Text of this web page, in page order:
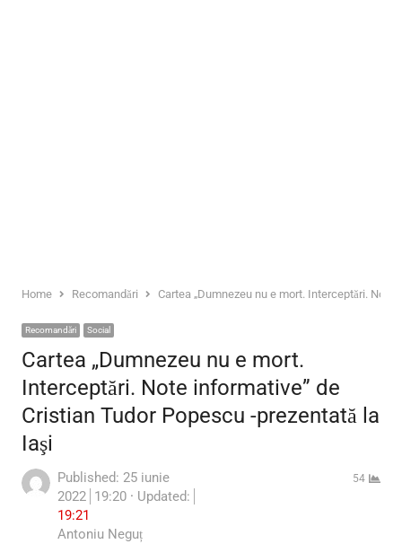
Home Recomandări Cartea „Dumnezeu nu e mort. Interceptări.
Recomandări Social
Cartea „Dumnezeu nu e mort.
Interceptări. Note informative” de
Cristian Tudor Popescu -prezentată la
Iaşi
Published: 25 iunie
2022 19:20
Updated:
19:21
Author
Antoniu Neguț
54